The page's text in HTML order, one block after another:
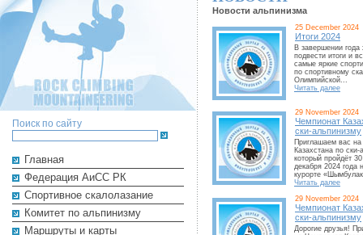
Поиск по сайту
Главная
Федерация АиСС РК
Cпортивное скалолазание
Комитет по альпинизму
Маршруты и карты
Новости альпинизма
25 December 2024
Итоги 2024
В завершении года
подвести итоги и
самые яркие
по спортивному
Олимпийской...
Читать далее
29 November 2024
Чемпионат
ски-альпинизму
Приглашаем вас
Казахстана по ски-
который пройдёт
декабря 2024 года
курорте
Читать далее
29 November 2024
Чемпионат
ски-альпинизму
Дорогие друзья!